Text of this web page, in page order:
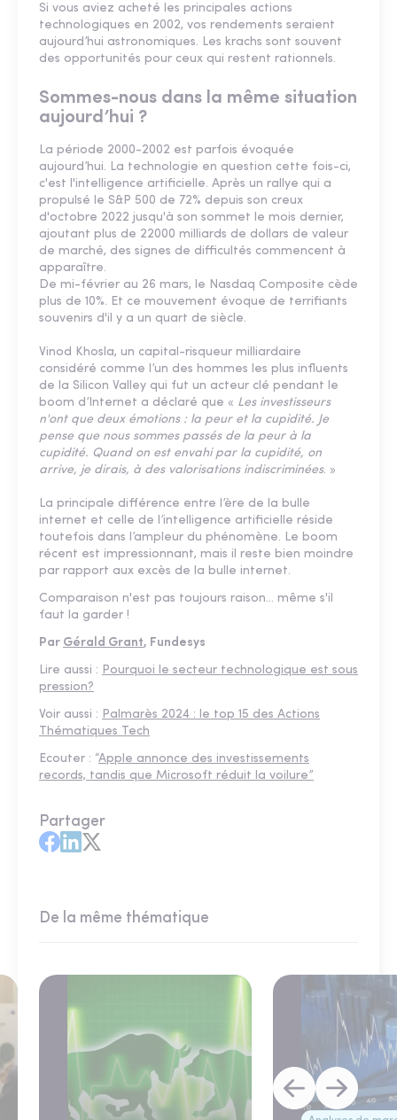
Si vous aviez acheté les principales actions
technologiques en 2002, vos rendements seraient
aujourd’hui astronomiques. Les krachs sont souvent
des opportunités pour ceux qui restent rationnels.
Sommes-nous dans la même situation
aujourd’hui ?
La période 2000-2002 est parfois évoquée
aujourd’hui. La technologie en question cette fois-ci,
c'est l'intelligence artificielle. Après un rallye qui a
propulsé le S&P 500 de 72% depuis son creux
d'octobre 2022 jusqu'à son sommet le mois dernier,
ajoutant plus de 22000 milliards de dollars de valeur
de marché, des signes de difficultés commencent à
apparaître.
De mi-février au 26 mars, le Nasdaq Composite cède
plus de 10%. Et ce mouvement évoque de terrifiants
souvenirs d'il y a un quart de siècle.
Vinod Khosla, un capital-risqueur milliardaire
considéré comme l’un des hommes les plus influents
de la Silicon Valley qui fut un acteur clé pendant le
boom d’Internet a déclaré que « Les investisseurs
n'ont que deux émotions : la peur et la cupidité. Je
pense que nous sommes passés de la peur à la
cupidité. Quand on est envahi par la cupidité, on
arrive, je dirais, à des valorisations indiscriminées. »
La principale différence entre l’ère de la bulle
internet et celle de l’intelligence artificielle réside
toutefois dans l’ampleur du phénomène. Le boom
récent est impressionnant, mais il reste bien moindre
par rapport aux excès de la bulle internet.
Comparaison n'est pas toujours raison... même s'il
faut la garder !
Par Gérald Grant, Fundesys
Lire aussi : Pourquoi le secteur technologique est sous
pression?
Voir aussi : Palmarès 2024 : le top 15 des Actions
Thématiques Tech
Ecouter : “Apple annonce des investissements
records, tandis que Microsoft réduit la voilure”
Partager
De la même thématique